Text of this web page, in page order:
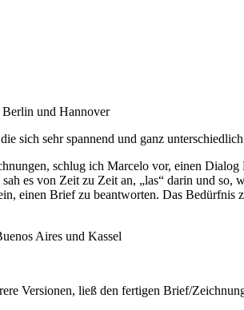
und Hannover
sich sehr spannend und ganz
schlug ich Marcelo vor, einen
es von Zeit zu Zeit an, „las“ darin und so,
einen Brief zu beantworten. Das Bedürfnis
Aires und Kassel
Versionen, ließ den fertigen Brief/